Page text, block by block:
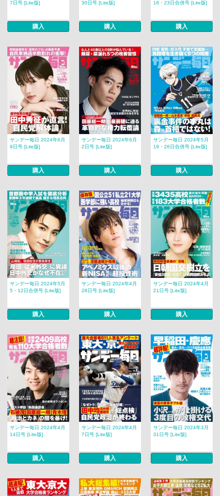
7日号 [Lite版]
購入
30日号 [Lite版]
購入
16・23日合併号 [Lite版]
購入
サンデー毎日 2024年6月
9日号 [Lite版]
購入
サンデー毎日 2024年6月
2日号 [Lite版]
購入
サンデー毎日 2024年5月
19・26日合併号 [Lite版]
購入
サンデー毎日 2024年5月
5・12日合併号 [Lite版]
購入
サンデー毎日 2024年4月
28日号 [Lite版]
購入
サンデー毎日 2024年4月
21日号 [Lite版]
購入
サンデー毎日 2024年4月
14日号 [Lite版]
購入
サンデー毎日 2024年4月
7日号 [Lite版]
購入
サンデー毎日 2024年3月
31日号 [Lite版]
購入